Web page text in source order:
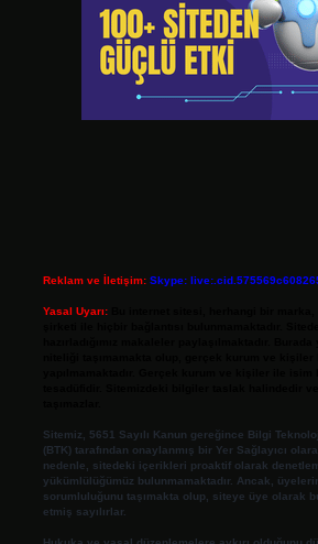
Reklam ve İletişim: Skype:
Yasal Uyarı:
Sitemiz, 5651 Sayılı Kanun gereğince Bilgi
(BTK) tarafından onaylanmış bir Yer Sağlayıcı
nedenle, sitedeki içerikleri proaktif olarak
yükümlülüğümüz bulunmamaktadır. Ancak,
sorumluluğunu taşımakta olup, siteye üye olarak
etmiş sayılırlar.